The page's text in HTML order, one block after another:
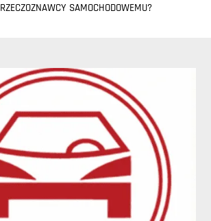
RZECZOZNAWCY SAMOCHODOWEMU?